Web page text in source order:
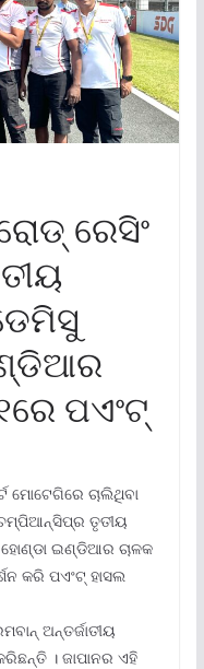
ରେସିଂ
ପଏଂଟ୍‌
ମୋଟେଗିରେ ଚାଲିଥିବା
ତୃତୀୟ
ଇଣ୍ଡିଆର ଚାଳକ
କରି ପଏଂଟ୍ ହାସଲ
ଅନ୍ତର୍ଜାତୀୟ
। ଜାପାନର ଏହି